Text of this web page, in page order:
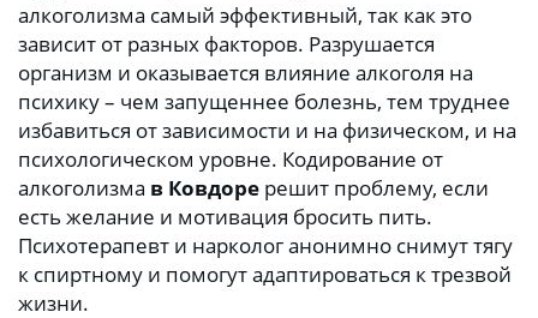
алкоголизма самый эффективный, так как это
зависит от разных факторов. Разрушается
организм и оказывается влияние алкоголя на
психику – чем запущеннее болезнь, тем труднее
избавиться от зависимости и на физическом, и на
психологическом уровне. Кодирование от
алкоголизма в Ковдоре решит проблему, если
есть желание и мотивация бросить пить.
Психотерапевт и нарколог анонимно снимут тягу
к спиртному и помогут адаптироваться к трезвой
жизни.